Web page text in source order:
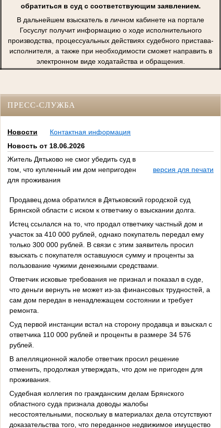
обратиться в суд с соответствующим заявлением.
В дальнейшем взыскатель в личном кабинете на портале
Госуслуг получит информацию о ходе исполнительного
производства, процессуальных действиях судебного пристава-
исполнителя, а также при необходимости сможет направить в
электронном виде ходатайства и обращения.
ПРЕСС-СЛУЖБА
Новости
Контактная информация
Новость от 18.06.2026
Житель Дятьково не смог убедить суд в
том, что купленный им дом непригоден
для проживания
версия для печати
Продавец дома обратился в Дятьковский городской суд
Брянской области с иском к ответчику о взыскании долга.
Истец ссылался на то, что продал ответчику частный дом и
участок за 410 000 рублей, однако покупатель передал ему
только 300 000 рублей. В связи с этим заявитель просил
взыскать с покупателя оставшуюся сумму и проценты за
пользование чужими денежными средствами.
Ответчик исковые требования не признал и показал в суде,
что деньги вернуть не может из-за финансовых трудностей, а
сам дом передан в ненадлежащем состоянии и требует
ремонта.
Суд первой инстанции встал на сторону продавца и взыскал с
ответчика 110 000 рублей и проценты в размере 34 576
рублей.
В апелляционной жалобе ответчик просил решение
отменить, продолжая утверждать, что дом не пригоден для
проживания.
Судебная коллегия по гражданским делам Брянского
областного суда признала доводы жалобы
несостоятельными, поскольку в материалах дела отсутствуют
доказательства того, что переданное недвижимое имущество